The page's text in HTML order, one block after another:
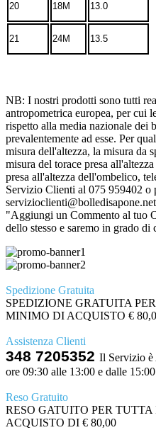
20 18M 13.0
21 24M 13.5
NB: I nostri prodotti sono tutti
antropometrica europea, per cui
rispetto alla media nazionale dei
prevalentemente ad esse. Per
misura dell'altezza, la misura da
misura del torace presa
presa all'altezza dell'ombelico,
Servizio Clienti al 075 959402 o
"Aggiungi un Commento al tuo
dello stesso e saremo in grado
Spedizione Gratuita
SPEDIZIONE GRATUITA
MINIMO DI ACQUISTO €
Assistenza Clienti
348 7205352 Il Servizio è
ore 09:30 alle 13:00 e dalle
Reso Gratuito
RESO GATUITO PER
ACQUISTO DI € 80,00